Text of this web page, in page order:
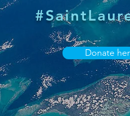
Donate